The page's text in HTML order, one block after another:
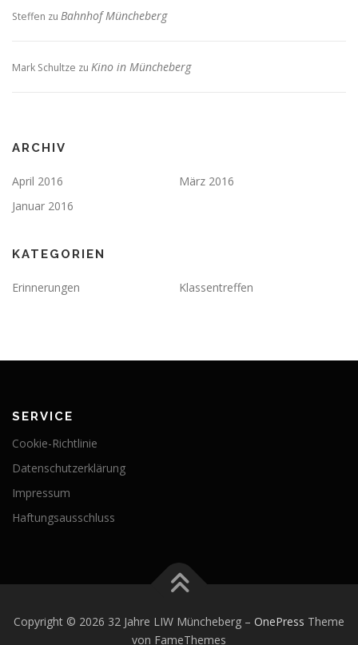
Steffen zu Bahnhof Müncheberg
Mark Schultze zu Kino in Müncheberg
ARCHIV
April 2016
März 2016
Januar 2016
KATEGORIEN
Erinnerungen Klassentreffen
SERVICE
Cookie-Richtlinie
Datenschutzerklärung
Impressum
Haftungsausschluss
Copyright © 2026 32 Jahre LIW Müncheberg – OnePress Theme
von FameThemes